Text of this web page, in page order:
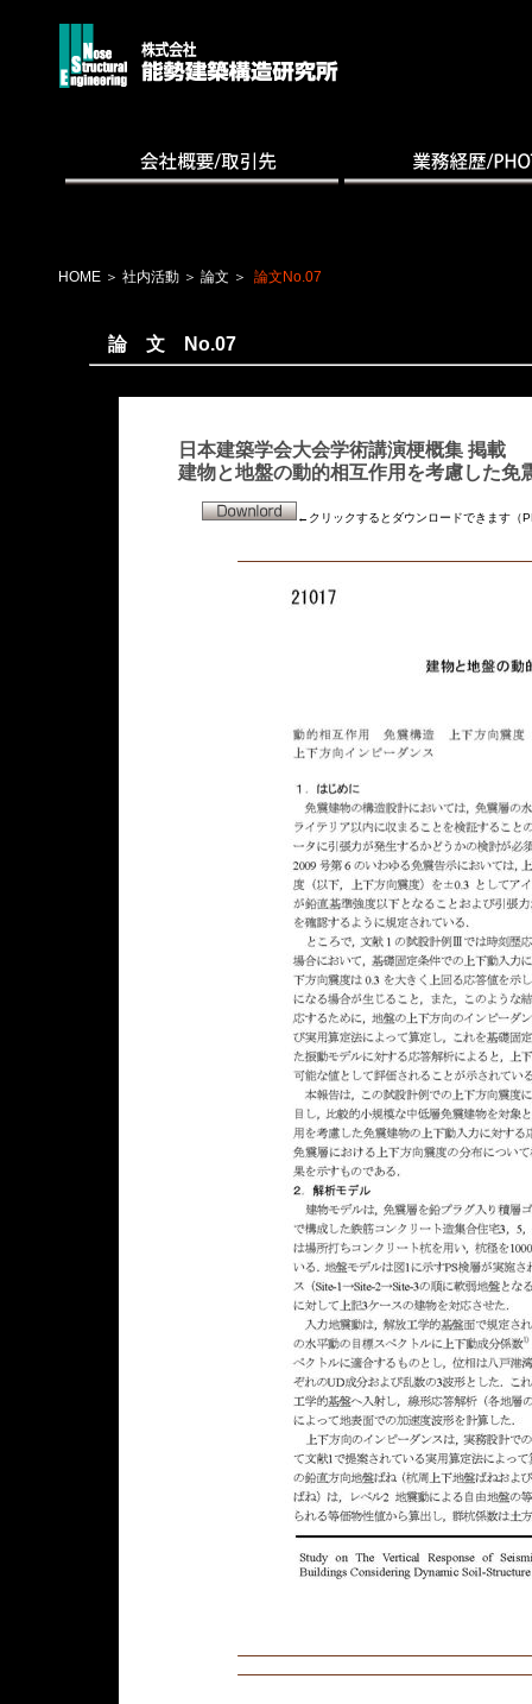
HOME ＞ 社内活動 ＞ 論文 ＞ 論文No.07
論 文 No.07
日本建築学会大会学術講演梗概集 掲載
建物と地盤の動的相互作用を考慮した免
←クリックするとダウンロードできます（